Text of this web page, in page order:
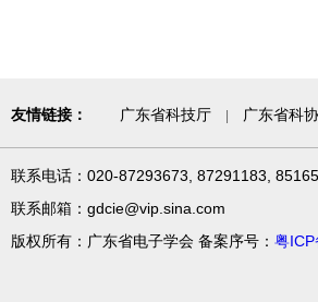
友情链接： 广东省科技厅 广东省科协
联系电话：020-87293673, 87291183,
联系邮箱：gdcie@vip.sina.com
版权所有：广东省电子学会 备案序号： 粤